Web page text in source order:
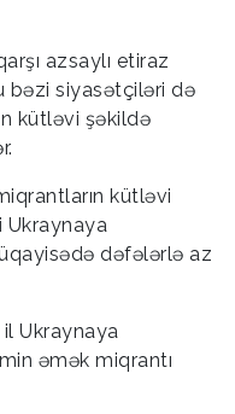
azsaylı etiraz
bəzi siyasətçiləri də
kütləvi şəkildə
kütləvi
Ukraynaya
dəfələrlə az
Ukraynaya
əmək miqrantı